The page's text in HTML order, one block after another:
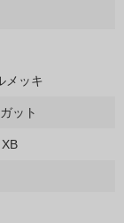
メッキ
ット